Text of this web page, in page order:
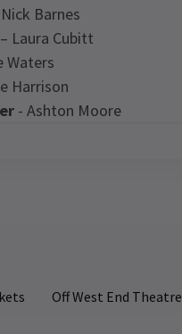
Barnes
– Laura Cubitt
Waters
Harrison
- Ashton Moore
wie Gewalt und
Off West End Theatre